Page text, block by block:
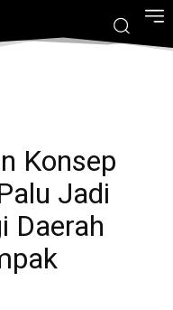
Konsep
Jadi
Daerah